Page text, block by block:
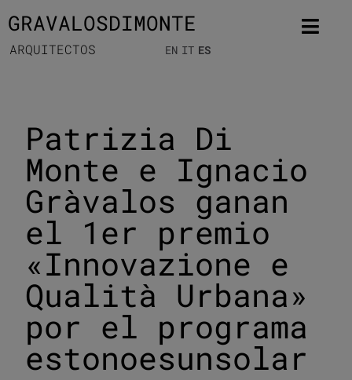
GRAVALOSDIMONTE
ARQUITECTOS EN IT ES
Patrizia Di
Monte e Ignacio
Gràvalos ganan
el 1er premio
«Innovazione e
Qualità Urbana»
por el programa
estonoesunsolar